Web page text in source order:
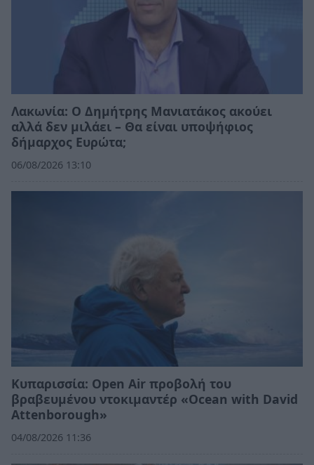
Λακωνία: Ο Δημήτρης Μανιατάκος ακούει
αλλά δεν μιλάει – Θα είναι υποψήφιος
δήμαρχος Ευρώτα;
06/08/2026 13:10
Κυπαρισσία: Open Air προβολή του
βραβευμένου ντοκιμαντέρ «Ocean with David
Attenborough»
04/08/2026 11:36